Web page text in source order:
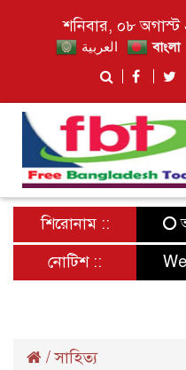
শনিবার, ০৮ অগাস্ট
العربية বাংলা
শিরোনাম ::
নোটিশ ::
/সাহিত্য